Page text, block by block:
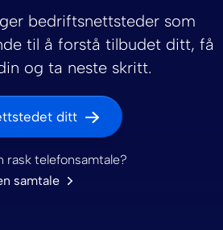
bedriftsnettsteder som
til å forstå tilbudet ditt, få
og ta neste skritt.
ditt
rask telefonsamtale?
samtale